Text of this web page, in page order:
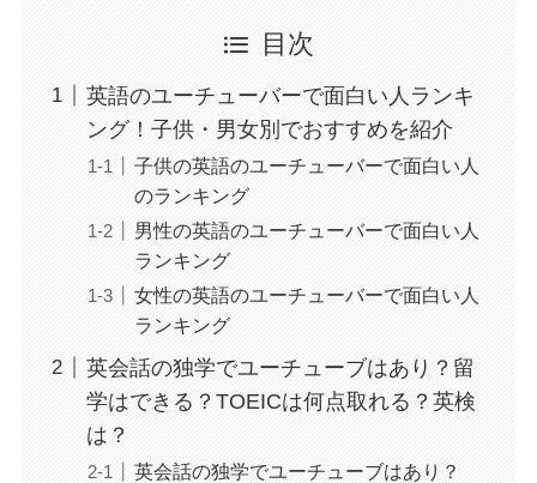
目次
英語のユーチューバーで面白い人ランキ
ング！子供・男女別でおすすめを紹介
子供の英語のユーチューバーで面白い人
のランキング
男性の英語のユーチューバーで面白い人
ランキング
女性の英語のユーチューバーで面白い人
ランキング
英会話の独学でユーチューブはあり？留
学はできる？TOEICは何点取れる？英検
は？
英会話の独学でユーチューブはあり？